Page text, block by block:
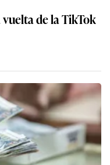
de la TikTok